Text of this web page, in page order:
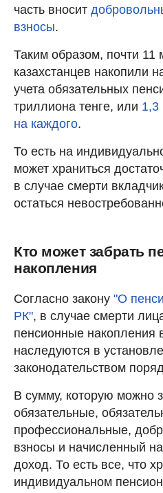
часть вносит
взносы.
Таким образом, почти 11
казахстанцев накопили
учета обязательных
триллиона тенге, или 1,3
на каждого.
То есть на
может храниться
в случае смерти
остаться
Кто может забрать
накопления
Согласно закону "О
РК", в случае смерти
пенсионные
наследуются в
законодательством
В сумму, которую можно
обязательные,
профессиональные,
взносы и начисленный
доход. То есть все, что
индивидуальном